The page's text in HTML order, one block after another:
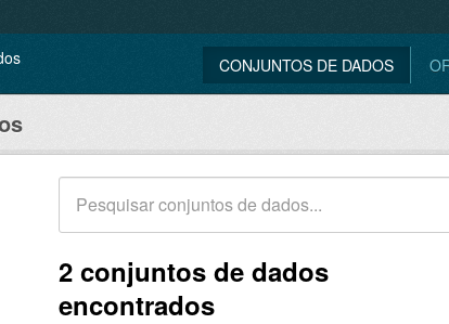
CONJUNTOS DE DADOS
2 conjuntos de dados
encontrados